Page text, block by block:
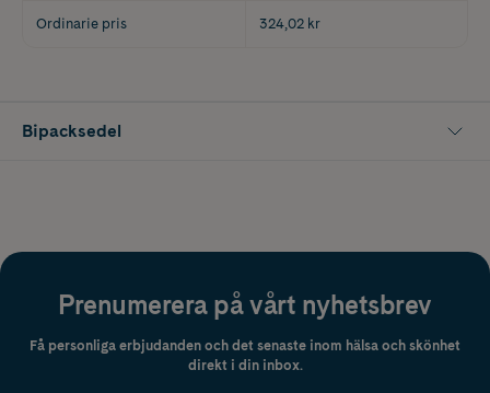
Ordinarie pris 324,02 kr
Bipacksedel
Prenumerera på vårt nyhetsbrev
Få personliga erbjudanden och det senaste inom hälsa och skönhet
direkt i din inbox.